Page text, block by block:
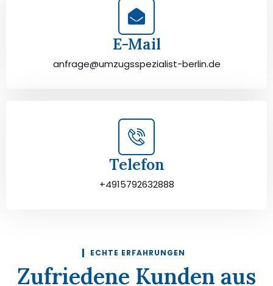
E-Mail
anfrage@umzugsspezialist-berlin.de
Telefon
+4915792632888
ECHTE ERFAHRUNGEN
Zufriedene Kunden aus